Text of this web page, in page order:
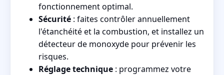
fonctionnement optimal.
Sécurité : faites contrôler annuellement
l'étanchéité et la combustion, et installez un
détecteur de monoxyde pour prévenir les
risques.
Réglage technique : programmez votre